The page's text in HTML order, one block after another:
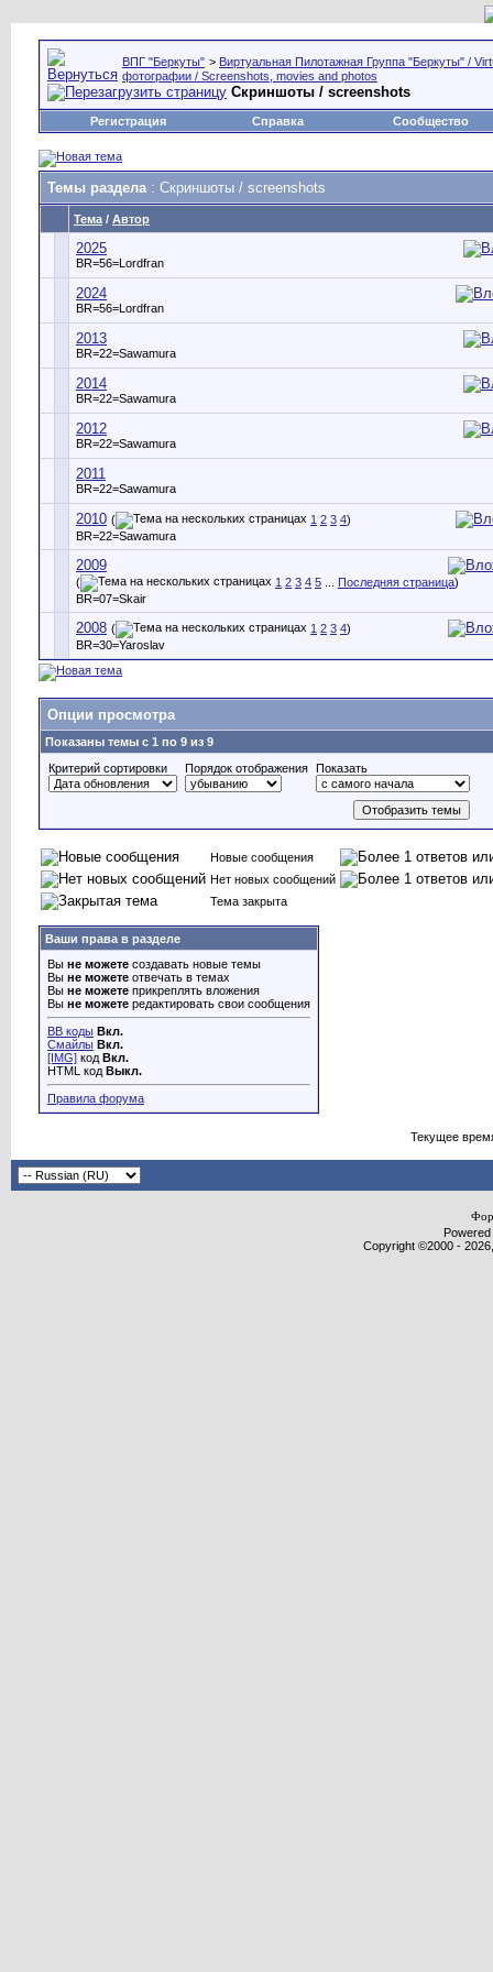
ВПГ "Беркуты" > Виртуальная Пилотажная Группа "Беркуты" /
фотографии / Screenshots, movies and photos
Скриншоты / screenshots
Регистрация Справка Сообщество
Темы раздела: Скриншоты / screenshots
Тема / Автор
2025
BR=56=Lordfran
2024
BR=56=Lordfran
2013
BR=22=Sawamura
2014
BR=22=Sawamura
2012
BR=22=Sawamura
2011
BR=22=Sawamura
2010 ( 1 2 3 4)
BR=22=Sawamura
2009
( 1 2 3 4 5 Последняя страница)
BR=07=Skair
2008 ( 1 2 3 4)
BR=30=Yaroslav
Опции просмотра
Показаны темы с 1 по 9 из 9
Критерий сортировки
Порядок отображения Показать
Новые сообщения
Нет новых сообщений
Тема закрыта
Ваши права в разделе
Вы не можете создавать новые темы
Вы не можете отвечать в темах
Вы не можете прикреплять вложения
Вы не можете редактировать свои сообщения
BB коды Вкл.
Смайлы Вкл.
[IMG] код Вкл.
HTML код Выкл.
Правила форума
Текущее
Copyright ©2000 -